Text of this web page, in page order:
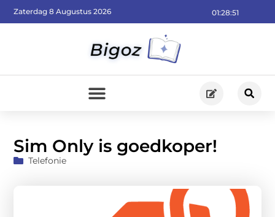
01:28:52
Zaterdag 8 Augustus 2026
Sim Only is goedkoper!
Telefonie